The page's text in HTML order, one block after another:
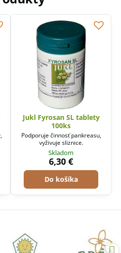
Jukl Fyrosan SL tablety
100ks
Podporuje činnosť pankreasu,
vyživuje sliznice.
Skladom
6,30 €
Do košíka